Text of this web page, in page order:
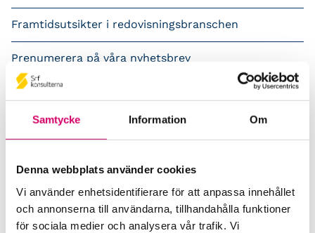
Samtycke Information Om
Denna webbplats använder cookies
Vi använder enhetsidentifierare för att anpassa innehållet
och annonserna till användarna, tillhandahålla funktioner
för sociala medier och analysera vår trafik. Vi
Framtidsutsikter i redovisningsbranschen
Prenumerera på våra nyhetsbrev
Pressrum
Påverkansarbete
Samverkan med myndigheter och organisationer
Srf Fokusrapport 2024 – insikter för hållbart